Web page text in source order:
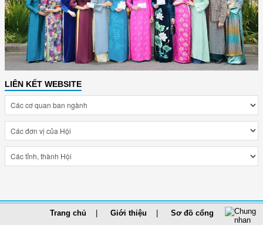
LIÊN KẾT WEBSITE
Trang chủ Giới thiệu
Sơ đồ cổng